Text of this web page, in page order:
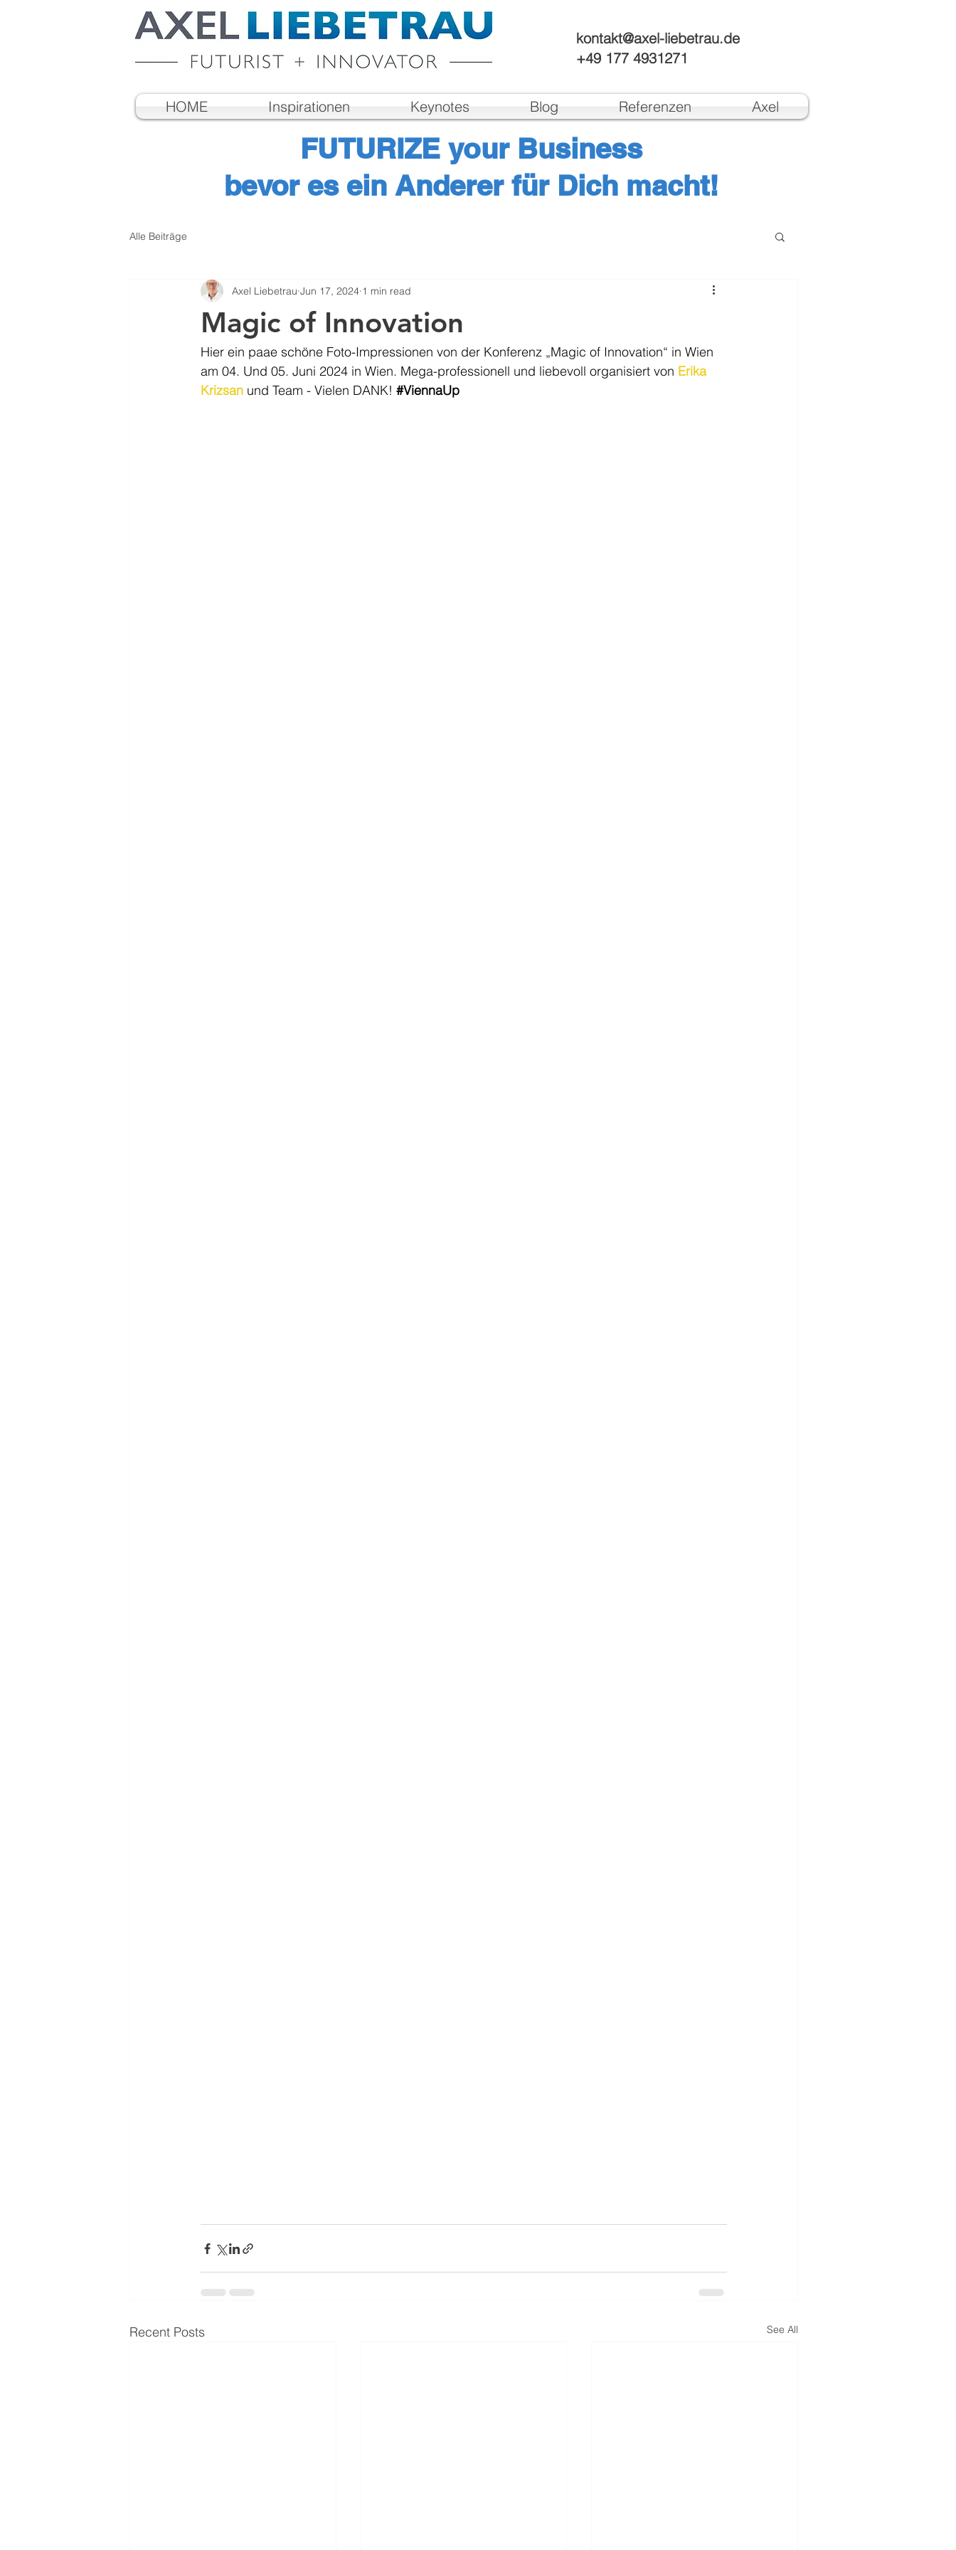
kontakt@axel-liebetrau.de
+49 177 4931271
HOME Inspirationen Keynotes Blog Referenzen Axel
FUTURIZE your Business
bevor es ein Anderer für Dich macht!
Alle Beiträge
Magic of Innovation
Axel Liebetrau Jun 17, 2024 1 min read
Hier ein paae schöne Foto-Impressionen von der Konferenz „Magic of Innovation“ in Wien
am 04. Und 05. Juni 2024 in Wien. Mega-professionell und liebevoll organisiert von Erika
Krizsan und Team - Vielen DANK! #ViennaUp
Recent Posts See All